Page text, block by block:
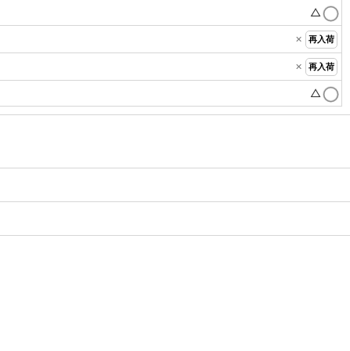
△
× 再入荷
× 再入荷
△